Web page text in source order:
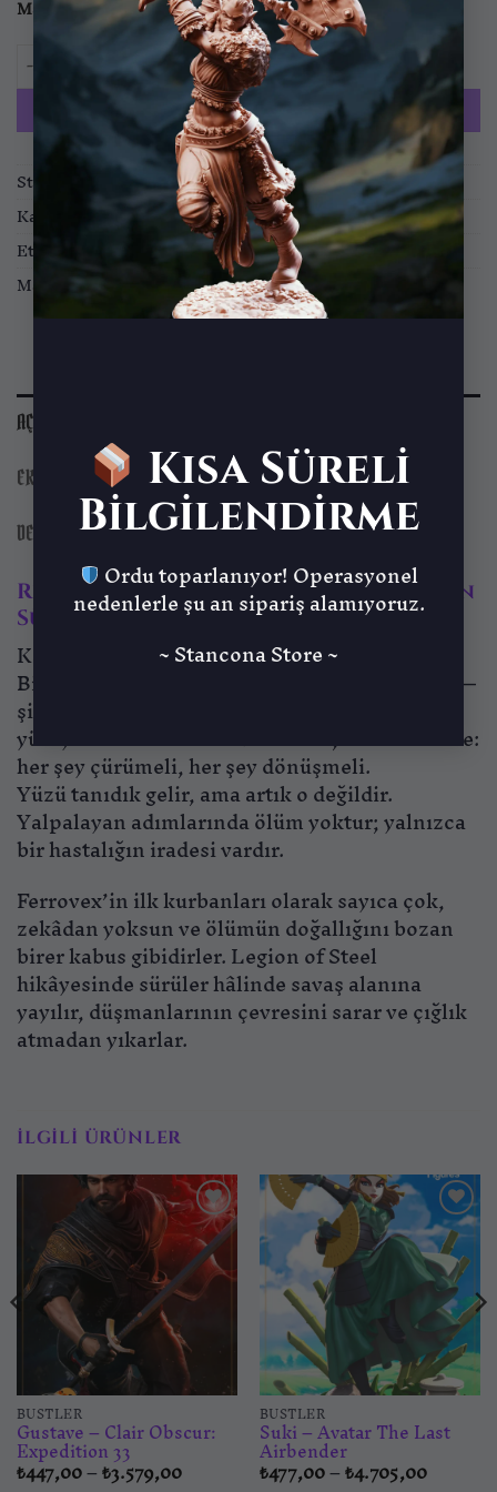
Kısa Süreli
Bilgilendirme
Ordu toparlanıyor! Operasyonel
nedenlerle şu an sipariş alamıyoruz.
~ Stancona Store ~
Malzeme Standart ABS
Restless Corpse 6 (Bust) adet
SEPETE EKLE
Stok kodu:
MF-2212-BST-04
Kategoriler: Büstler
Etiketler:
Legion of Steel
Marka:Mammoth Factory
AÇIKLAMA
EK BILGI
DEĞERLENDIRMELER (0)
Restless Corpse – Ferrovex’in Çürüyen
Sürüleri
Karanlık bastığında ilk gelen o olur.
Bir zamanlar bir isme, bir hayata sahipti belki—
şimdi ise sadece metalin kuklası, çürüğün
yürüyen hatırası. Sessizce ilerler, tek bir emirle:
her şey çürümeli, her şey dönüşmeli.
Yüzü tanıdık gelir, ama artık o değildir.
Yalpalayan adımlarında ölüm yoktur; yalnızca
bir hastalığın iradesi vardır.
Ferrovex’in ilk kurbanları olarak sayıca çok,
zekâdan yoksun ve ölümün doğallığını bozan
birer kabus gibidirler. Legion of Steel
hikâyesinde sürüler hâlinde savaş alanına
yayılır, düşmanlarının çevresini sarar ve çığlık
atmadan yıkarlar.
İLGILI ÜRÜNLER
İstek
listesine
ekle
BÜSTLER
Gustave – Clair Obscur:
Expedition 33
₺447,00–₺3.579,00Fiyat
İstek
listesine
ekle
BÜSTLER
Suki – Avatar The Last
Airbender
₺477,00–₺4.705,00Fiyat